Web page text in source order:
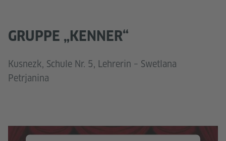
GRUPPE „KENNER“
Kusnezk, Schule Nr. 5, Lehrerin – Swetlana
Petrjanina